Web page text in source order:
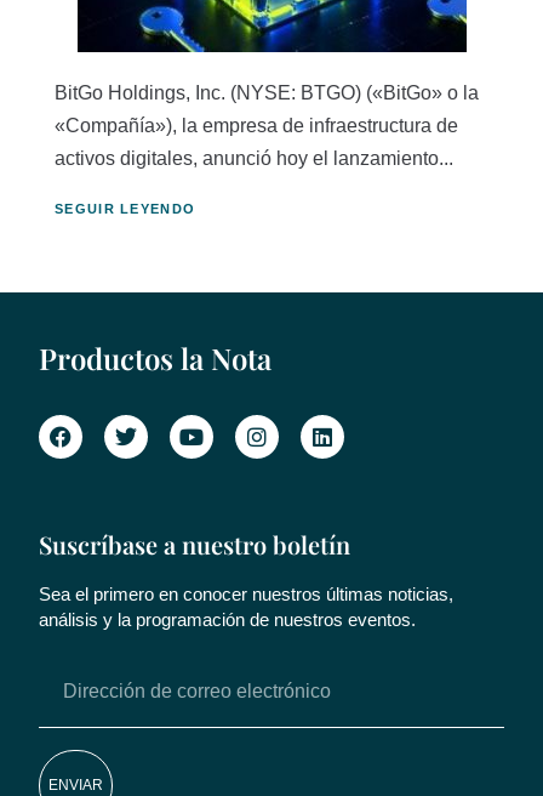
BitGo Holdings, Inc. (NYSE: BTGO) («BitGo» o la
«Compañía»), la empresa de infraestructura de
activos digitales, anunció hoy el lanzamiento...
SEGUIR LEYENDO
Productos la Nota
Suscríbase a nuestro boletín
Sea el primero en conocer nuestros últimas noticias,
análisis y la programación de nuestros eventos.
ENVIAR